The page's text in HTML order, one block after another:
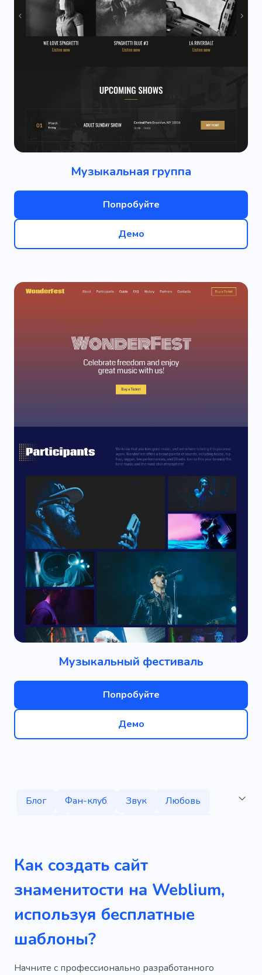
Музыкальная группа
Попробуйте
Демо
Музыкальный фестиваль
Попробуйте
Демо
Блог Фан-клуб Звук
Любовь
Театр
Смотреть Звезда
Ночь
Диджей Рейв
Концерт
Певец
Художник
Слушание
Группа
Музыкальная группа
Бить
Композитор
Оркестр
Как создать сайт
знаменитости на Weblium,
используя бесплатные
шаблоны?
Начните с профессионально разработанного